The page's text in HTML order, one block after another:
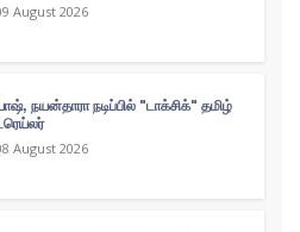
August 2026
நயன்தாரா நடிப்பில் "டாக்சிக்" தமிழ்
August 2026